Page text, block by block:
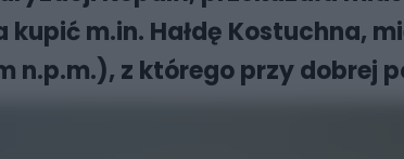
kupić m.in. Hałdę Kostuchna,
n.p.m.), z którego przy dobrej